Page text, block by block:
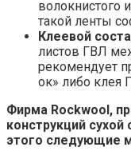
волокнистого
такой ленты
Клеевой
листов ГВЛ
рекомендует
ок» либо клея
Фирма Rockwool,
конструкций
этого следующие